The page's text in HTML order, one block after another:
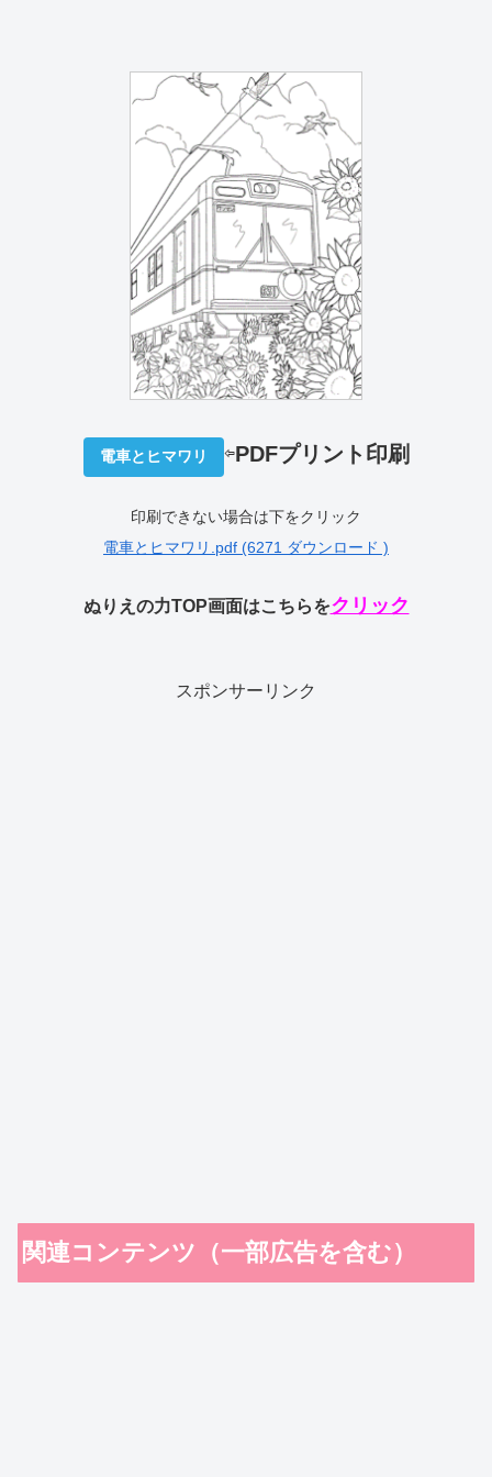
電車とヒマワリ ⇦PDFプリント印刷
印刷できない場合は下をクリック
電車とヒマワリ.pdf (6271 ダウンロード )
ぬりえの力TOP画面はこちらをクリック
スポンサーリンク
関連コンテンツ（一部広告を含む）